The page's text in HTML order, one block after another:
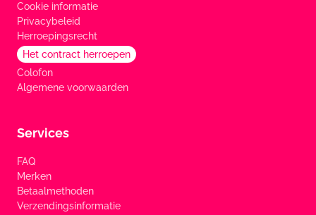
Cookie informatie
Privacybeleid
Herroepingsrecht
Het contract herroepen
Colofon
Algemene voorwaarden
Services
FAQ
Merken
Betaalmethoden
Verzendingsinformatie